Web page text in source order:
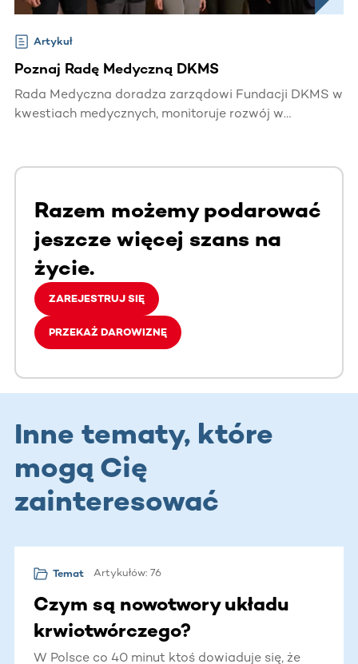
Artykuł
Poznaj Radę Medyczną DKMS
Rada Medyczna doradza zarządowi Fundacji DKMS w
kwestiach medycznych, monitoruje rozwój w
Razem możemy podarować
jeszcze więcej szans na
życie.
ZAREJESTRUJ SIĘ
PRZEKAŻ DAROWIZNĘ
Inne tematy, które
mogą Cię
zainteresować
Temat Artykułów: 76
Czym są nowotwory układu
krwiotwórczego?
W Polsce co 40 minut ktoś dowiaduje się, że